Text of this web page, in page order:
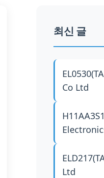
최신 글
Co Ltd
Ltd